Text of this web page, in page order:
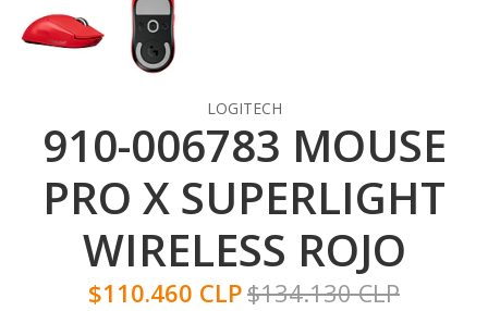
LOGITECH
910-006783 MOUSE
PRO X SUPERLIGHT
WIRELESS ROJO
$110.460 CLP$134.130 CLP